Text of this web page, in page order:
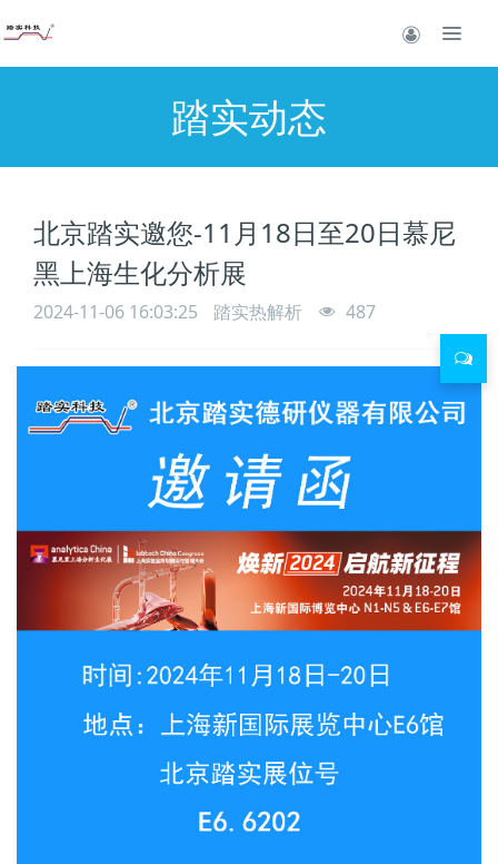
踏实动态
北京踏实邀您-11月18日至20日慕尼
黑上海生化分析展
2024-11-06 16:03:25 踏实热解析 487